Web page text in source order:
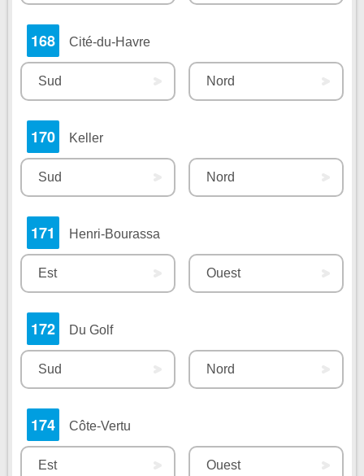
168 Cité-du-Havre
Sud Nord
170 Keller
Sud Nord
171 Henri-Bourassa
Est Ouest
172 Du Golf
Sud Nord
174 Côte-Vertu
Est Ouest